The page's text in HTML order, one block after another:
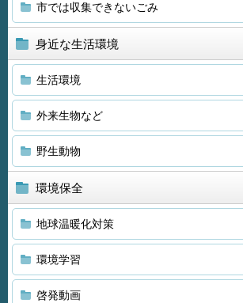
市では収集できないごみ
身近な生活環境
生活環境
外来生物など
野生動物
環境保全
地球温暖化対策
環境学習
啓発動画